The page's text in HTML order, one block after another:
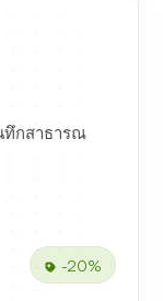
ทึกสาธารณ
-20%